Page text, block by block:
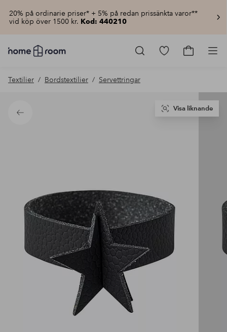
20% på ordinarie priser* + 5% på redan prissänkta varor**
vid köp över 1500 kr. Kod: 440210
Homeroom
–
hemmet
pris
Gå
Gå
Textilier Bordstextilier Servettringar
Tillbaka
Visa liknande